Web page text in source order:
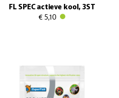
FL SPEC actieve kool, 3ST
€ 5,10